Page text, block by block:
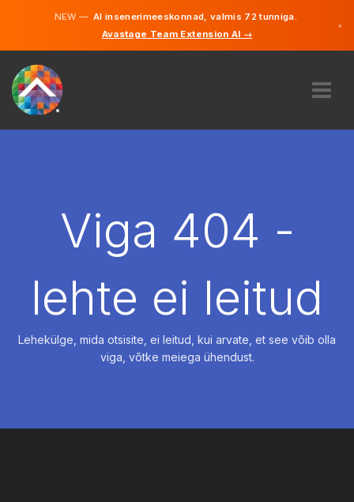
NEW —AI insenerimeeskonnad, valmis 72 tunniga.
Avastage Team Extension AI →
×
PALKAMAViga 404 -
lehte ei leitud
Lehekülge, mida otsisite, ei leitud, kui arvate, et see võib olla
viga, võtke meiega ühendust.